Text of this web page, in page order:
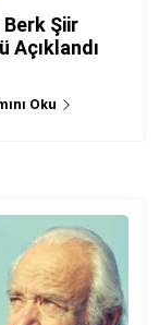
Berk Şiir
Açıklandı
Oku